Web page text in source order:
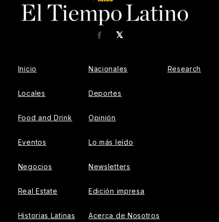
𝕏
Facebook
Inicio
Locales
Food and Drink
Eventos
Negocios
Real Estate
Historias Latinas
Nacionales
Deportes
Opinión
Lo más leído
Newsletters
Edición impresa
Acerca de Nosotros
Research